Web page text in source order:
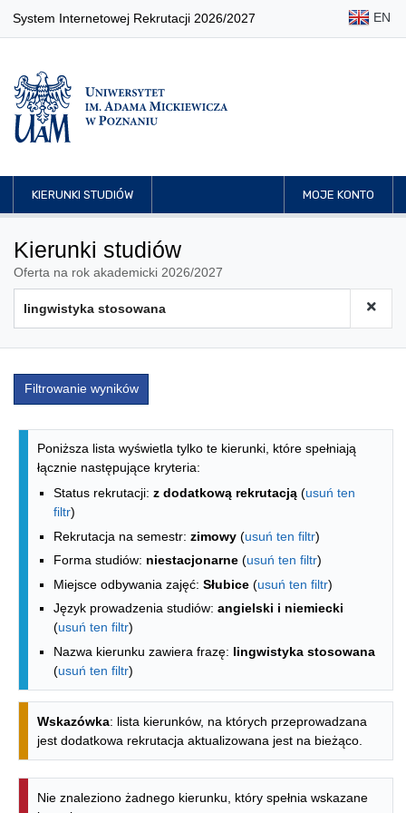
System Internetowej Rekrutacji 2026/2027 EN
KIERUNKI STUDIÓW MOJE KONTO
Kierunki studiów
Oferta na rok akademicki 2026/2027
Filtrowanie wyników
Lista kierunków - indeks alfabetyczny
Poniższa lista wyświetla tylko te kierunki, które spełniają
łącznie następujące kryteria:
Status rekrutacji: z dodatkową rekrutacją (usuń ten
filtr)
Rekrutacja na semestr: zimowy (usuń ten filtr)
Forma studiów: niestacjonarne (usuń ten filtr)
Miejsce odbywania zajęć: Słubice (usuń ten filtr)
Język prowadzenia studiów: angielski i niemiecki
(usuń ten filtr)
Nazwa kierunku zawiera frazę: lingwistyka stosowana
(usuń ten filtr)
Wskazówka: lista kierunków, na których przeprowadzana
jest dodatkowa rekrutacja aktualizowana jest na bieżąco.
Nie znaleziono żadnego kierunku, który spełnia wskazane